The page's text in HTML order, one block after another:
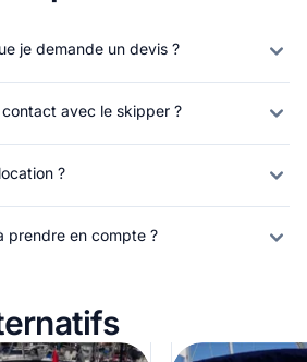
je demande un devis ?
avec le skipper ?
?
prendre en compte ?